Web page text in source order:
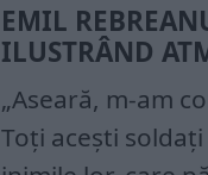
EMIL
ILUSTRÂND
„Aseară, m-am
Toți acești